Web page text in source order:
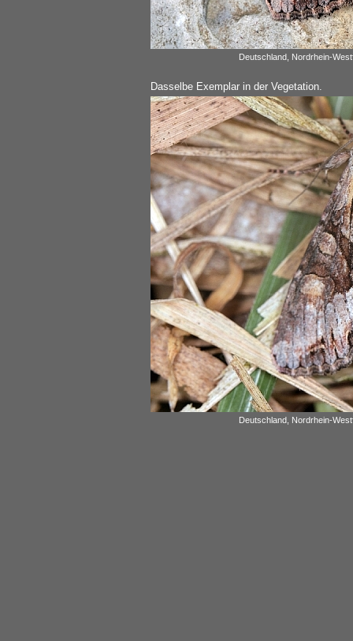
Deutschland, Nordrhein-
Dasselbe Exemplar in der Vegetation.
Deutschland, Nordrhein-